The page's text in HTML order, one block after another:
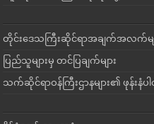
တိုင်းဒေသကြီးဆိုင်ရာအချက်အလက်မျ
ပြည်သူများမှ တင်ပြချက်များ
သက်ဆိုင်ရာဝန်ကြီးဌာနများ၏ ဖုန်းနံပါ